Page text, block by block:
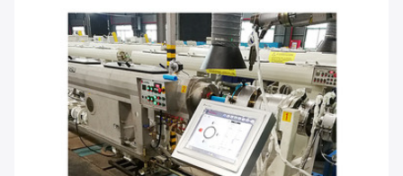
Laisser un message
Nous vous rappellerons bientôt!